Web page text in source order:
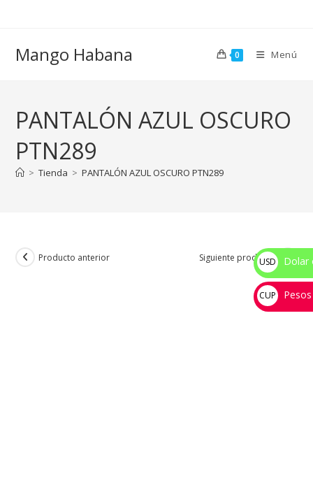
Mango Habana 0 Menú
PANTALÓN AZUL OSCURO
PTN289
> Tienda > PANTALÓN AZUL OSCURO PTN289
Producto anterior Siguiente producto
USD
$
Dolar
CUP
💰
Pesos